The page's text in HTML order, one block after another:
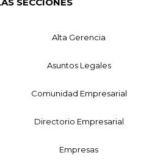
Alta Gerencia
Asuntos Legales
Comunidad Empresarial
Directorio Empresarial
Empresas